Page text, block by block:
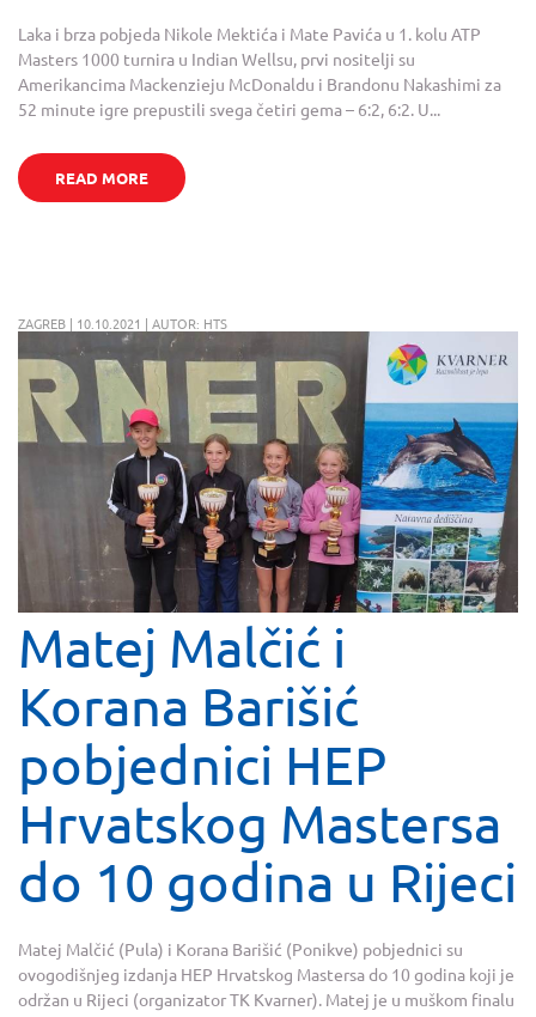
Laka i brza pobjeda Nikole Mektića i Mate Pavića u 1. kolu ATP
Masters 1000 turnira u Indian Wellsu, prvi nositelji su
Amerikancima Mackenzieju McDonaldu i Brandonu Nakashimi za
52 minute igre prepustili svega četiri gema – 6:2, 6:2. U...
READ MORE
ZAGREB | 10.10.2021 | AUTOR: HTS
Matej Malčić i
Korana Barišić
pobjednici HEP
Hrvatskog Mastersa
do 10 godina u Rijeci
Matej Malčić (Pula) i Korana Barišić (Ponikve) pobjednici su
ovogodišnjeg izdanja HEP Hrvatskog Mastersa do 10 godina koji je
održan u Rijeci (organizator TK Kvarner). Matej je u muškom finalu